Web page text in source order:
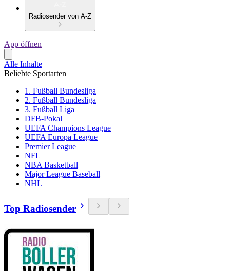
Radiosender von A-Z
App öffnen
Alle Inhalte
Beliebte Sportarten
1. Fußball Bundesliga
2. Fußball Bundesliga
3. Fußball Liga
DFB-Pokal
UEFA Champions League
UEFA Europa League
Premier League
NFL
NBA Basketball
Major League Baseball
NHL
Top Radiosender